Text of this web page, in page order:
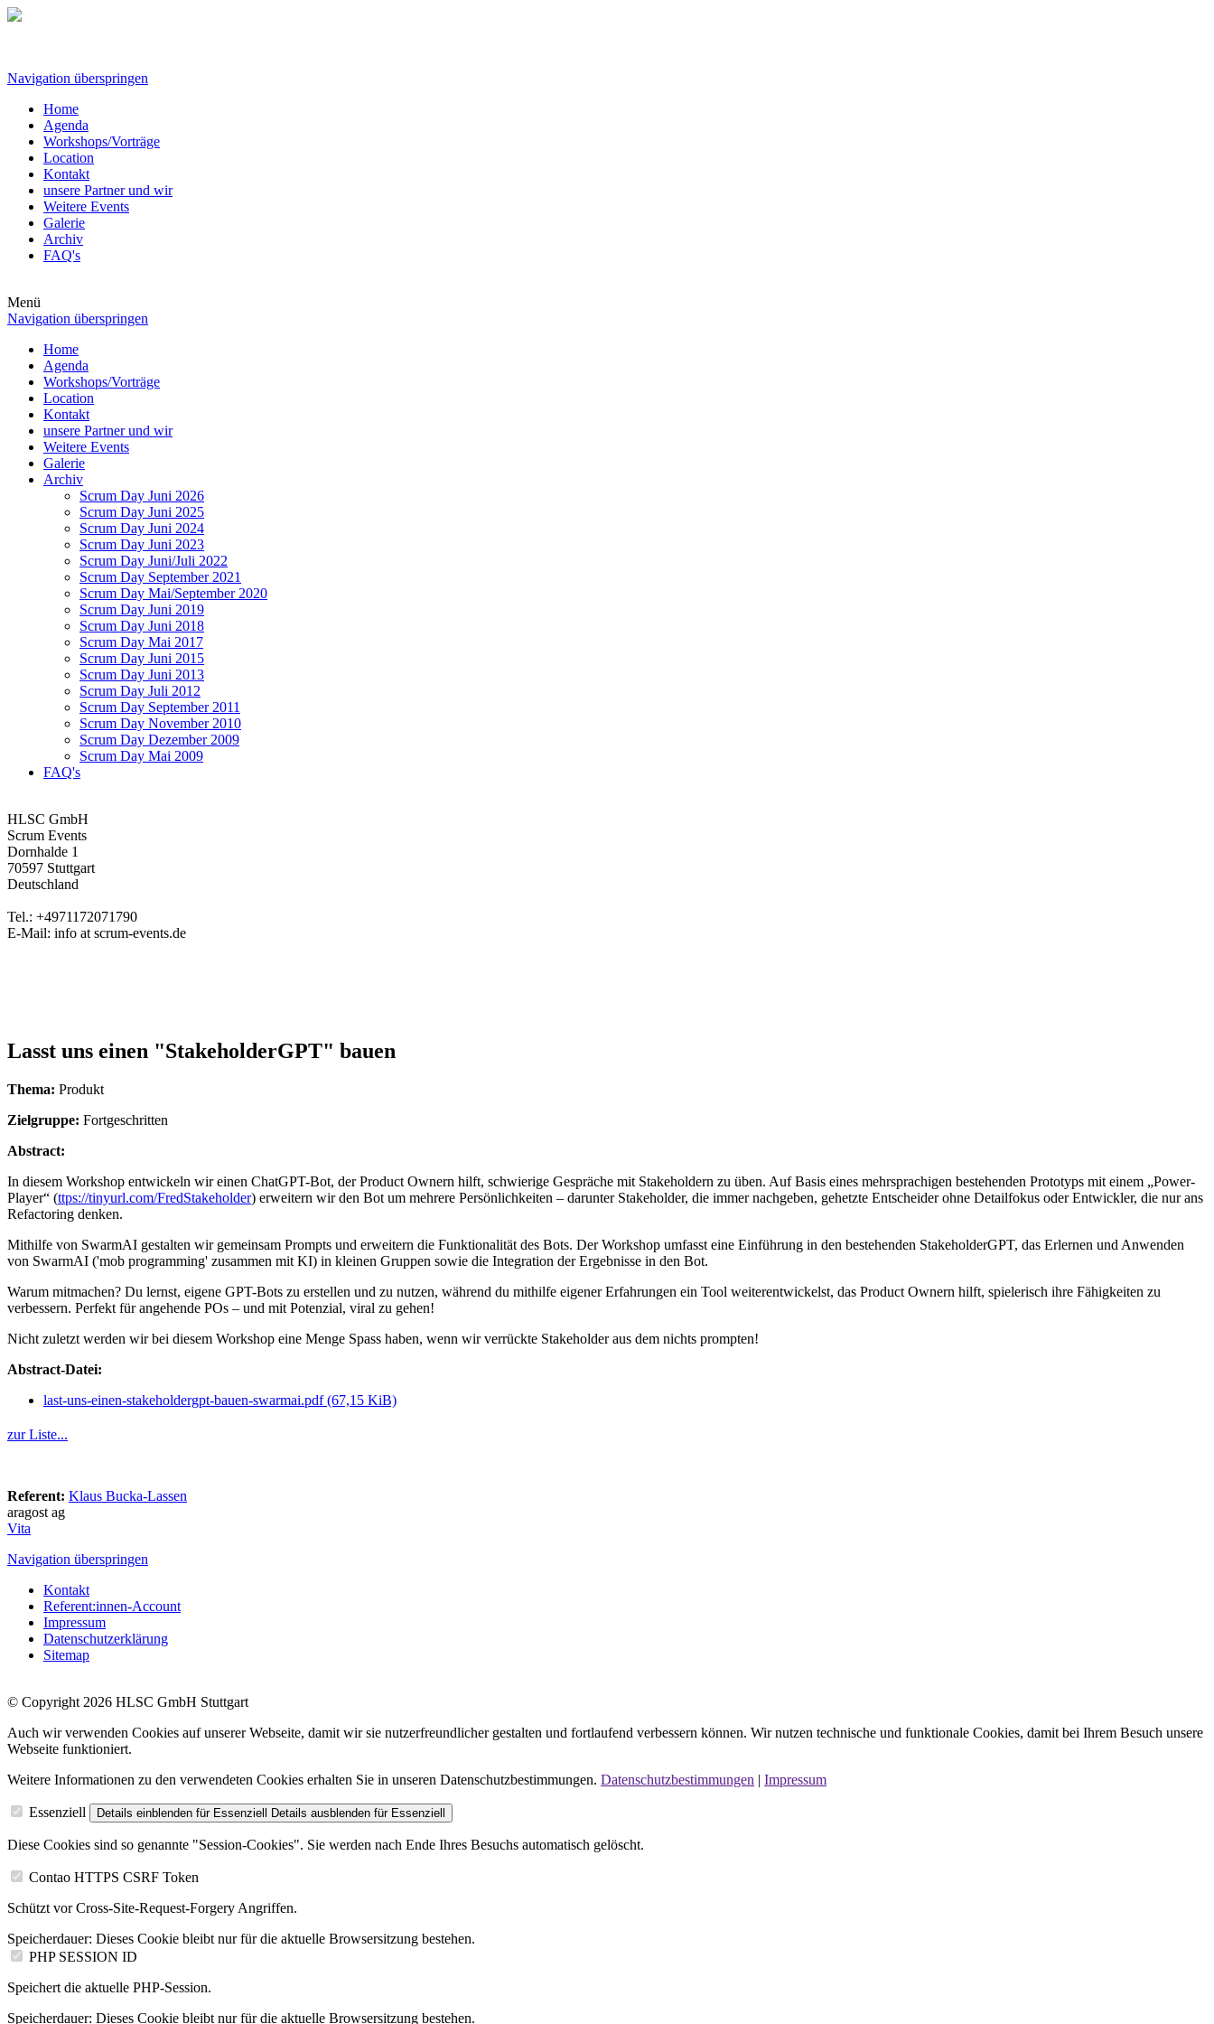
Navigation überspringen
Home
Agenda
Workshops/Vorträge
Location
Kontakt
unsere Partner und wir
Weitere Events
Galerie
Archiv
FAQ's
Menü
Navigation überspringen
Home
Agenda
Workshops/Vorträge
Location
Kontakt
unsere Partner und wir
Weitere Events
Galerie
Archiv
Scrum Day Juni 2026
Scrum Day Juni 2025
Scrum Day Juni 2024
Scrum Day Juni 2023
Scrum Day Juni/Juli 2022
Scrum Day September 2021
Scrum Day Mai/September 2020
Scrum Day Juni 2019
Scrum Day Juni 2018
Scrum Day Mai 2017
Scrum Day Juni 2015
Scrum Day Juni 2013
Scrum Day Juli 2012
Scrum Day September 2011
Scrum Day November 2010
Scrum Day Dezember 2009
Scrum Day Mai 2009
FAQ's
HLSC GmbH
Scrum Events
Dornhalde 1
70597 Stuttgart
Deutschland
Tel.: +4971172071790
E-Mail: info at scrum-events.de
Lasst uns einen "StakeholderGPT" bauen
Thema: Produkt
Zielgruppe: Fortgeschritten
Abstract:
In diesem Workshop entwickeln wir einen ChatGPT-Bot, der Product Ownern hilft, schwierige Gespräche mit Stakeholdern zu üben. Auf Basis eines mehrsprachigen bestehenden Prototyps mit einem „Power-
Player“ (ttps://tinyurl.com/FredStakeholder) erweitern wir den Bot um mehrere Persönlichkeiten – darunter Stakeholder, die immer nachgeben, gehetzte Entscheider ohne Detailfokus oder Entwickler, die nur ans
Refactoring denken.
Mithilfe von SwarmAI gestalten wir gemeinsam Prompts und erweitern die Funktionalität des Bots. Der Workshop umfasst eine Einführung in den bestehenden StakeholderGPT, das Erlernen und Anwenden
von SwarmAI ('mob programming' zusammen mit KI) in kleinen Gruppen sowie die Integration der Ergebnisse in den Bot.
Warum mitmachen? Du lernst, eigene GPT-Bots zu erstellen und zu nutzen, während du mithilfe eigener Erfahrungen ein Tool weiterentwickelst, das Product Ownern hilft, spielerisch ihre Fähigkeiten zu
verbessern. Perfekt für angehende POs – und mit Potenzial, viral zu gehen!
Nicht zuletzt werden wir bei diesem Workshop eine Menge Spass haben, wenn wir verrückte Stakeholder aus dem nichts prompten!
Abstract-Datei:
last-uns-einen-stakeholdergpt-bauen-swarmai.pdf(67,15 KiB)
zur Liste...
Referent: Klaus Bucka-Lassen
aragost ag
Vita
Navigation überspringen
Kontakt
Referent:innen-Account
Impressum
Datenschutzerklärung
Sitemap
© Copyright 2026 HLSC GmbH Stuttgart
Auch wir verwenden Cookies auf unserer Webseite, damit wir sie nutzerfreundlicher gestalten und fortlaufend verbessern können. Wir nutzen technische und funktionale Cookies, damit bei Ihrem Besuch unsere
Webseite funktioniert.
Weitere Informationen zu den verwendeten Cookies erhalten Sie in unseren Datenschutzbestimmungen. Datenschutzbestimmungen | Impressum
Essenziell Details einblenden für Essenziell Details ausblenden für Essenziell
Diese Cookies sind so genannte "Session-Cookies". Sie werden nach Ende Ihres Besuchs automatisch gelöscht.
Contao HTTPS CSRF Token
Schützt vor Cross-Site-Request-Forgery Angriffen.
Speicherdauer: Dieses Cookie bleibt nur für die aktuelle Browsersitzung bestehen.
PHP SESSION ID
Speichert die aktuelle PHP-Session.
Speicherdauer: Dieses Cookie bleibt nur für die aktuelle Browsersitzung bestehen.